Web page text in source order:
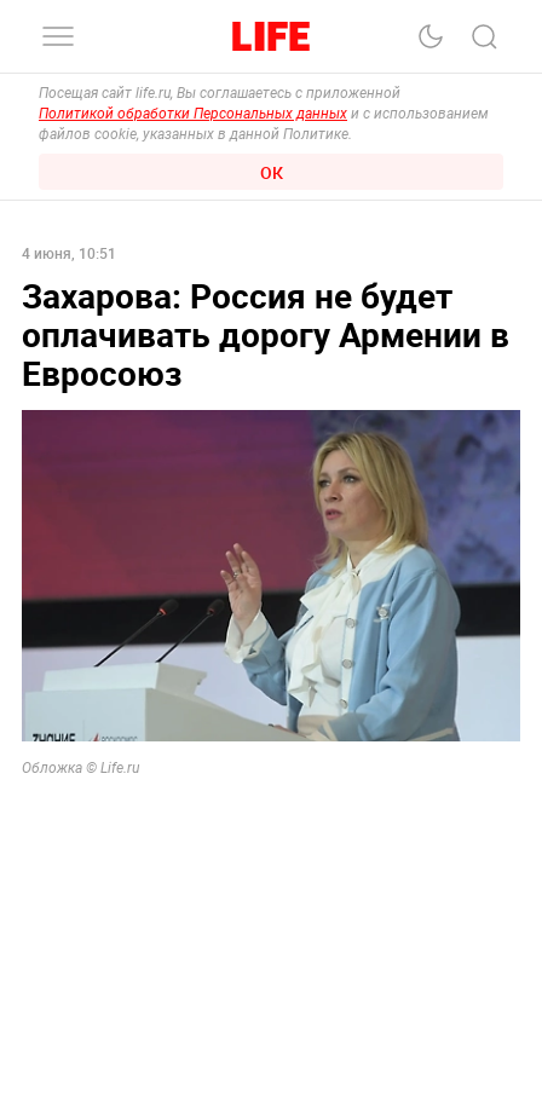
Посещая сайт life.ru, Вы соглашаетесь с приложенной
Политикой обработки Персональных данных и с использованием
файлов cookie, указанных в данной Политике.
ОК
4 июня, 10:51
Захарова: Россия не будет
оплачивать дорогу Армении в
Евросоюз
Обложка © Life.ru